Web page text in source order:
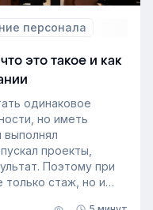
персонала
это такое и как
одинаковое
но иметь
проекты,
Поэтому при
стаж, но и